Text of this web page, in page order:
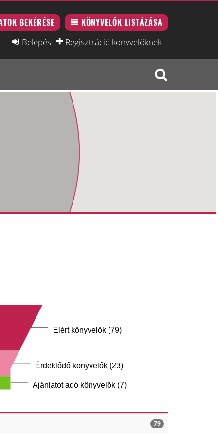
BEKÉRÉSE KÖNYVELŐK LISTÁZÁSA
Belépés Regisztráció könyvelőknek
Elért könyvelők (79)
Érdeklődő könyvelők (23)
Ajánlatot adó könyvelők (7)
79